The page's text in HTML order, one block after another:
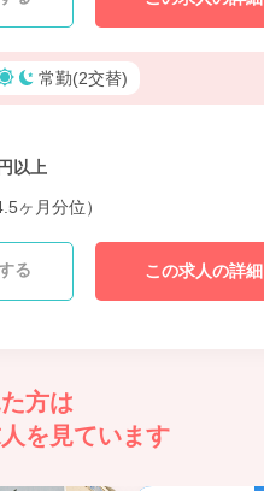
常勤(2交替)
以上
ヶ月分位）
る この求人の詳細
方は
を見ています